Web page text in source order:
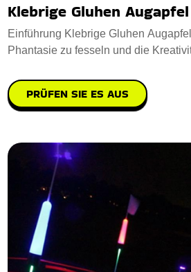
Klebrige Gluhen Augapfel
Einführung Klebrige Gluhen
Phantasie zu fesseln und die
PRÜFEN SIE ES AUS